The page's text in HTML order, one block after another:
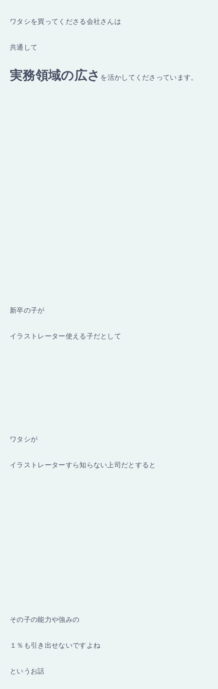
ワタシを買ってくださる会社さんは
共通して
実務領域の広さ を活かしてくださっています。
新卒の子が
イラストレーター使える子だとして
ワタシが
イラストレーターすら知らない上司だとすると
その子の能力や強みの
１％も引き出せないですよね
というお話